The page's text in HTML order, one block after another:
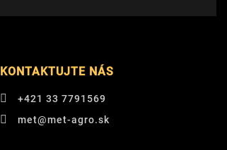
KONTAKTUJTE NÁS
+421 33 7791569
met@met-agro.sk